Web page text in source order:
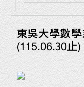
東吳大學數
(115.06.30止)